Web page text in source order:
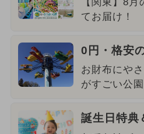
てお届け！
0円・格安
お財布にや
がすごい公
誕生日特典